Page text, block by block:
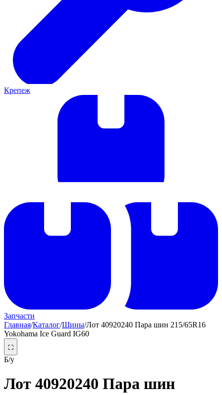
Крепеж
Запчасти
Главная/Каталог/Шины/Лот 40920240 Пара шин 215/65R16
Yokohama Ice Guard IG60
⛶
Б/у
Лот 40920240 Пара шин